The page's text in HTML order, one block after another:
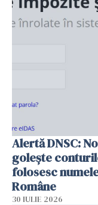
Alertă DNSC:
golește
folosesc
Române
30 IULIE 2026